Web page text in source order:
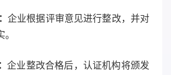
企业根据评审意见进行整改，并对
企业整改合格后，认证机构将颁发